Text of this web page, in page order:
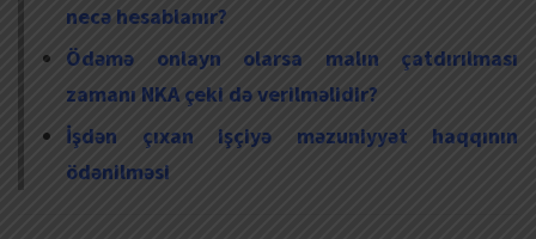
necə hesablanır?
Ödəmə onlayn olarsa malın çatdırılması
zamanı NKA çeki də verilməlidir?
İşdən çıxan işçiyə məzuniyyət haqqının
ödənilməsi